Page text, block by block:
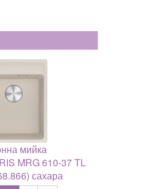
мийка
MRG 610-37 TL
сахара